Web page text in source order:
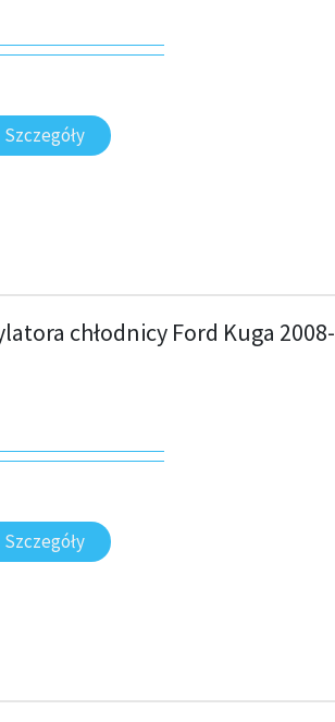
Szczegóły
chłodnicy Ford Kuga 2008-
Szczegóły